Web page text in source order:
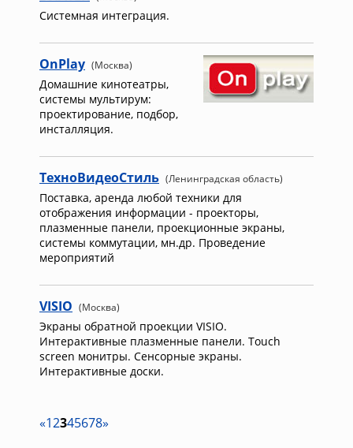
Системная интеграция.
OnPlay (Москва)
Домашние кинотеатры,
системы мультирум:
проектирование, подбор,
инсталляция.
ТехноВидеоСтиль (Ленинградская область)
Поставка, аренда любой техники для
отображения информации - проекторы,
плазменные панели, проекционные экраны,
системы коммутации, мн.др. Проведение
мероприятий
VISIO (Москва)
Экраны обратной проекции VISIO.
Интерактивные плазменные панели. Touch
screen монитры. Сенсорные экраны.
Интерактивные доски.
«12345678»